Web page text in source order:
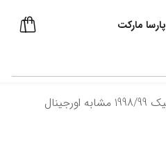
پارسا مارکت